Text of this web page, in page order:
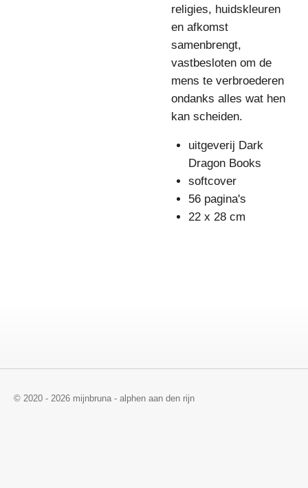
religies, huidskleuren
en afkomst
samenbrengt,
vastbesloten om de
mens te verbroederen
ondanks alles wat hen
kan scheiden.
uitgeverij Dark
Dragon Books
softcover
56 pagina's
22 x 28 cm
© 2020 - 2026 mijnbruna - alphen aan den rijn